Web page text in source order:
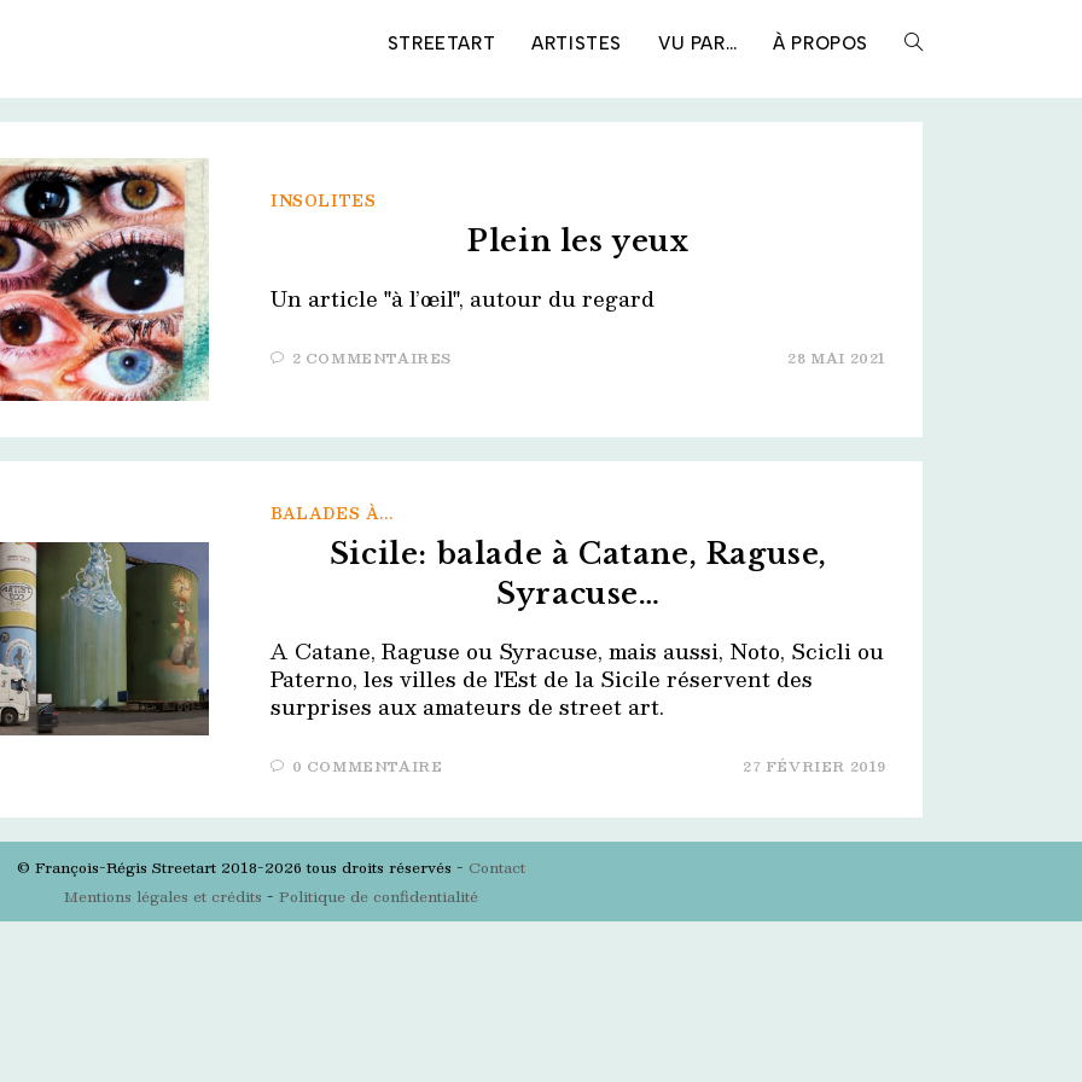
STREETART ARTISTES VU PAR… À PROPOS TOGGLE
INSOLITES
Plein les yeux
Un article "à l’œil", autour du regard
2 COMMENTAIRES 28 MAI 2021
BALADES À...
Sicile: balade à Catane, Raguse,
Syracuse…
A Catane, Raguse ou Syracuse, mais aussi, Noto, Scicli ou
Paterno, les villes de l'Est de la Sicile réservent des
surprises aux amateurs de street art.
0 COMMENTAIRE 27 FÉVRIER 2019
© François-Régis Streetart 2018-2026 tous droits réservés - Contact
Mentions légales et crédits - Politique de confidentialité